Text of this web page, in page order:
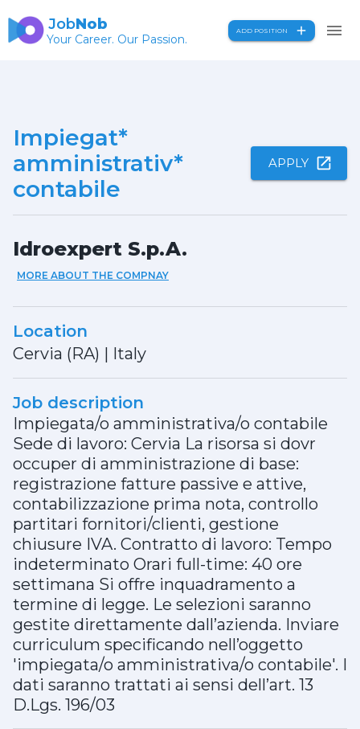
JobNob
Your Career. Our Passion.
ADD POSITION
Impiegat*
amministrativ*
contabile
APPLY
Idroexpert S.p.A.
MORE ABOUT THE COMPNAY
Location
Cervia (RA) | Italy
Job description
Impiegata/o amministrativa/o contabile
Sede di lavoro: Cervia La risorsa si dovr
occuper di amministrazione di base:
registrazione fatture passive e attive,
contabilizzazione prima nota, controllo
partitari fornitori/clienti, gestione
chiusure IVA. Contratto di lavoro: Tempo
indeterminato Orari full-time: 40 ore
settimana Si offre inquadramento a
termine di legge. Le selezioni saranno
gestite direttamente dall’azienda. Inviare
curriculum specificando nell’oggetto
'impiegata/o amministrativa/o contabile'. I
dati saranno trattati ai sensi dell’art. 13
D.Lgs. 196/03